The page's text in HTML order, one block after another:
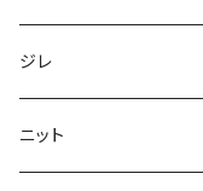
50/XL～
48/L
50/XL～
46/M
48/L
～44/S
46/M
ジレ
～44/S
ニット